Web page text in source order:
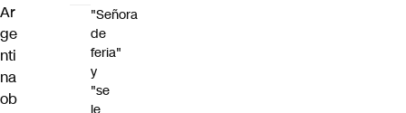
Ar
ge
nti
na
ob
"Señora
de
feria"
y
"se
le